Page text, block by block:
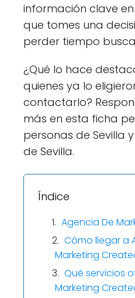
información clave
que tomes una
perder tiempo
¿Qué lo hace
quienes ya lo
contactarlo?
más en esta ficha
personas de Sevilla
de Sevilla.
Índice
Agencia De
Cómo llegar a
Marketing
Qué servicios
Marketing